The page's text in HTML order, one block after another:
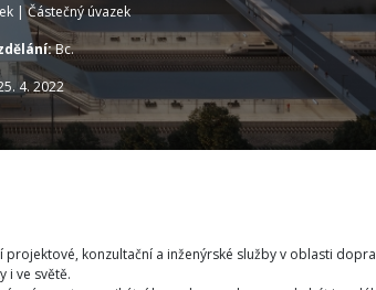
|Částečný úvazek
Bc.
4. 2022
konzultační a inženýrské služby v oblasti
i ve světě.